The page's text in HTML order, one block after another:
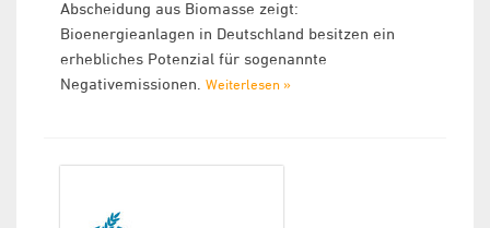
Abscheidung aus Biomasse zeigt:
Bioenergieanlagen in Deutschland besitzen ein
erhebliches Potenzial für sogenannte
Negativemissionen. Weiterlesen »